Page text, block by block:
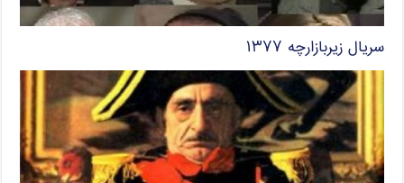
سریال زیربازارچه ۱۳۷۷